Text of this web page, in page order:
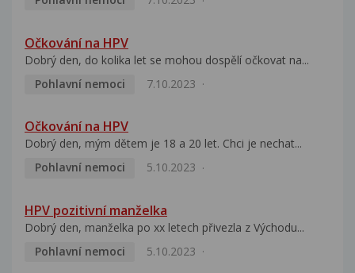
Očkování na HPV
Dobrý den, do kolika let se mohou dospělí očkovat na...
Pohlavní nemoci
7.10.2023
Očkování na HPV
Dobrý den, mým dětem je 18 a 20 let. Chci je nechat...
Pohlavní nemoci
5.10.2023
HPV pozitivní manželka
Dobrý den, manželka po xx letech přivezla z Východu...
Pohlavní nemoci
5.10.2023